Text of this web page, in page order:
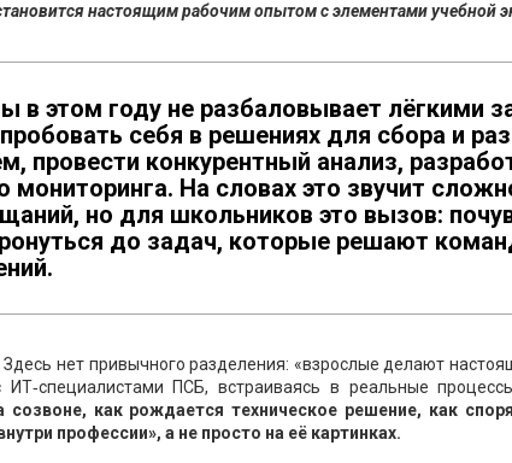
настоящим рабочим опытом с элементами учебной
в этом году не разбаловывает лёгкими
себя в решениях для сбора и
провести конкурентный анализ,
мониторинга. На словах это звучит
но для школьников это вызов:
до задач, которые решают
Здесь нет привычного разделения: «взрослые делают
ПСБ, встраиваясь в реальные
как рождается техническое решение, как
профессии», а не просто на её картинках.